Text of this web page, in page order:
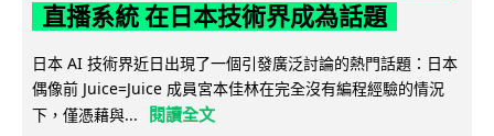
直播系統 在日本技術界成為話題
日本 AI 技術界近日出現了一個引發廣泛討論的熱門話題：日本
偶像前 Juice=Juice 成員宮本佳林在完全沒有編程經驗的情況
下，僅憑藉與...
閱讀全文